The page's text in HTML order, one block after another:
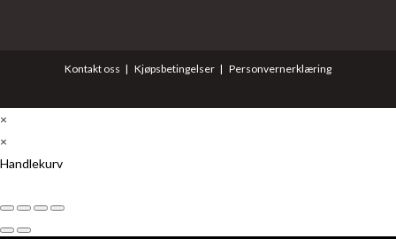
Kontakt oss Kjøpsbetingelser Personvernerklæring
×
×
Handlekurv